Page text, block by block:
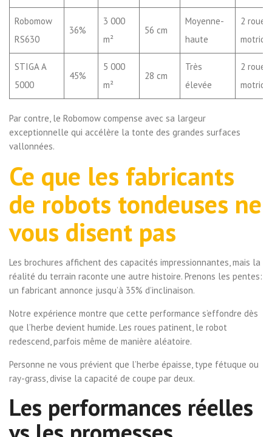
Robomow
RS630
36%
3 000
m²
56 cm
Moyenne-
haute
2 roues
STIGA A
5000
45%
5 000
m²
28 cm
Très
élevée
2 roues
Par contre, le Robomow compense avec sa largeur
exceptionnelle qui accélère la tonte des grandes surfaces
vallonnées.
Ce que les fabricants
de robots tondeuses ne
vous disent pas
Les brochures affichent des capacités impressionnantes, mais la
réalité du terrain raconte une autre histoire. Prenons les pentes:
un fabricant annonce jusqu’à 35% d’inclinaison.
Notre expérience montre que cette performance s’effondre dès
que l’herbe devient humide. Les roues patinent, le robot
redescend, parfois même de manière aléatoire.
Personne ne vous prévient que l’herbe épaisse, type fétuque ou
ray-grass, divise la capacité de coupe par deux.
Les performances réelles